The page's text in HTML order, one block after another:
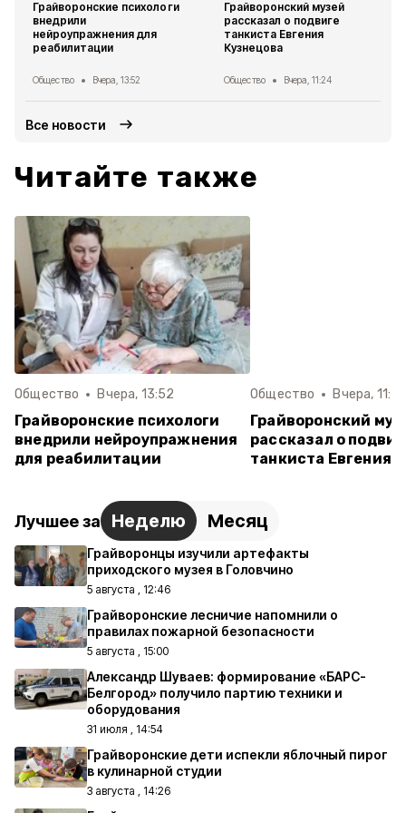
Грайворонские психологи
внедрили
нейроупражнения для
реабилитации
Общество Вчера, 13:52
Грайворонский музей
рассказал о подвиге
танкиста Евгения
Кузнецова
Общество Вчера, 11:24
Все новости
Читайте также
Общество Вчера, 13:52
Грайворонские психологи
внедрили нейроупражнения
для реабилитации
Общество Вчера,
Грайворонский
рассказал о
танкиста Евгения
Лучшее за Неделю Месяц
Грайворонцы изучили артефакты
приходского музея в Головчино
5 августа , 12:46
Грайворонские лесничие напомнили о
правилах пожарной безопасности
5 августа , 15:00
Александр Шуваев: формирование «БАРС-
Белгород» получило партию техники и
оборудования
31 июля , 14:54
Грайворонские дети испекли яблочный пирог
в кулинарной студии
3 августа , 14:26